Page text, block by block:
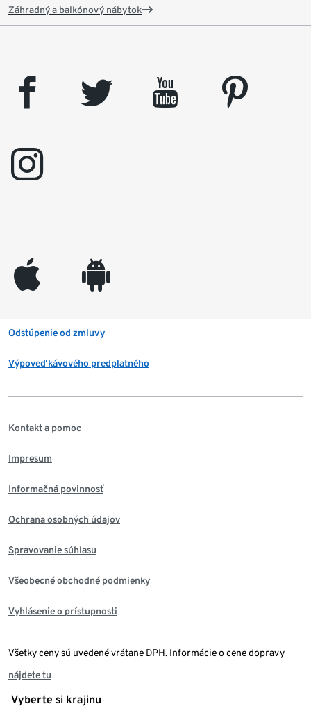
Záhradný a balkónový nábytok
facebook twitter youtube
pinterest
instagram
appleinc android
Odstúpenie od zmluvy
Výpoveď kávového predplatného
Kontakt a pomoc
Impresum
Informačná povinnosť
Ochrana osobných údajov
Spravovanie súhlasu
Všeobecné obchodné podmienky
Vyhlásenie o prístupnosti
Všetky ceny sú uvedené vrátane DPH. Informácie o cene dopravy
nájdete tu
Vyberte si krajinu